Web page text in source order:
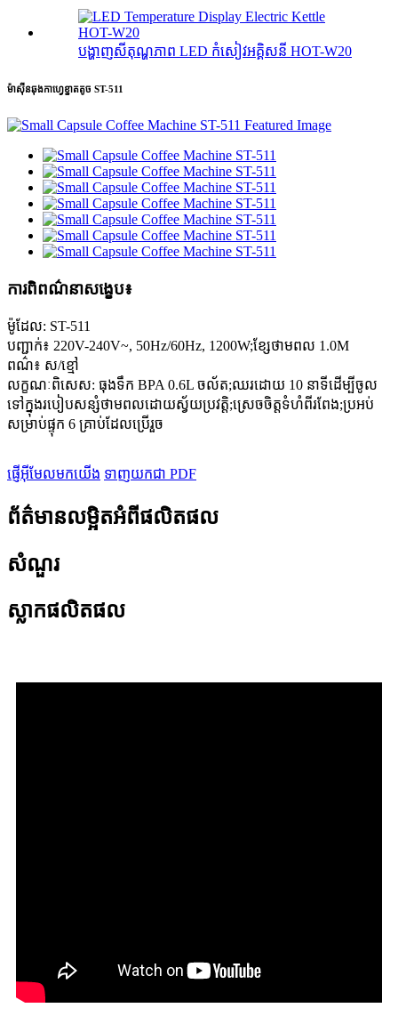
បង្ហាញសីតុណ្ហភាព LED កំសៀវអគ្គិសនី HOT-W20
ម៉ាស៊ីនឆុងកាហ្វេខ្នាតតូច ST-511
ការពិពណ៌នាសង្ខេប៖
ម៉ូដែល: ST-511
បញ្ជាក់៖ 220V-240V~, 50Hz/60Hz, 1200W;ខ្សែថាមពល 1.0M
ពណ៌៖ ស/ខ្មៅ
លក្ខណៈពិសេស: ធុងទឹក BPA 0.6L ចល័ត;ឈរដោយ 10 នាទីដើម្បីចូល
ទៅក្នុងរបៀបសន្សំថាមពលដោយស្វ័យប្រវត្តិ;ស្រេចចិត្តទំហំពីរពែង;ប្រអប់
សម្រាប់ផ្ទុក 6 គ្រាប់ដែលប្រើរួច
ផ្ញើអ៊ីមែលមកយើង ទាញយកជា PDF
ព័ត៌មានលម្អិតអំពីផលិតផល
សំណួរ
ស្លាកផលិតផល